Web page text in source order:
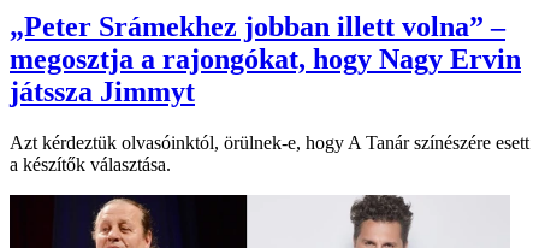
„Peter Srámekhez jobban illett volna” –
megosztja a rajongókat, hogy Nagy Ervin
játssza Jimmyt
Azt kérdeztük olvasóinktól, örülnek-e, hogy A Tanár színészére esett
a készítők választása.